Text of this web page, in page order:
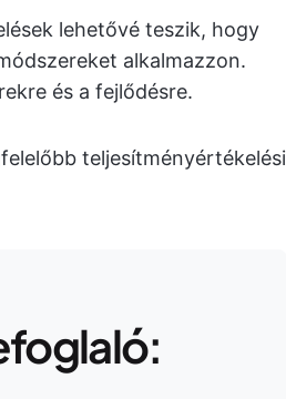
lehetővé teszik, hogy
alkalmazzon.
és a fejlődésre.
teljesítményértékelési